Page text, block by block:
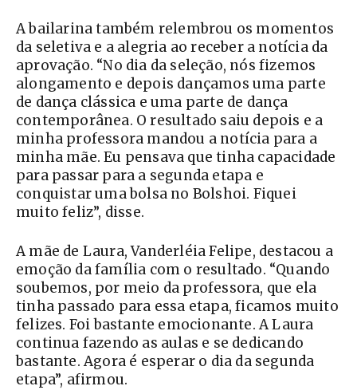
A bailarina também relembrou os momentos
da seletiva e a alegria ao receber a notícia da
aprovação. “No dia da seleção, nós fizemos
alongamento e depois dançamos uma parte
de dança clássica e uma parte de dança
contemporânea. O resultado saiu depois e a
minha professora mandou a notícia para a
minha mãe. Eu pensava que tinha capacidade
para passar para a segunda etapa e
conquistar uma bolsa no Bolshoi. Fiquei
muito feliz”, disse.
A mãe de Laura, Vanderléia Felipe, destacou a
emoção da família com o resultado. “Quando
soubemos, por meio da professora, que ela
tinha passado para essa etapa, ficamos muito
felizes. Foi bastante emocionante. A Laura
continua fazendo as aulas e se dedicando
bastante. Agora é esperar o dia da segunda
etapa”, afirmou.